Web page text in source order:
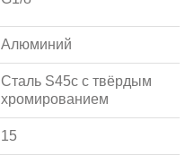
Алюминий
Сталь S45c с твёрдым
хромированием
15